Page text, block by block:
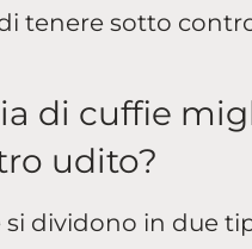
tenere sotto
di cuffie
udito?
dividono in due